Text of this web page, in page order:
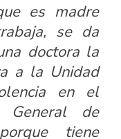
es madre
se da
doctora la
a la Unidad
en el
General de
tiene